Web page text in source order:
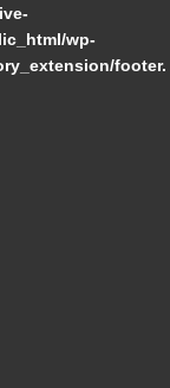
wp-
footer.